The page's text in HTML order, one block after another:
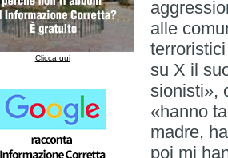
Clicca qui
alle
su X il
sionisti»,
«hanno
madre,
poi mi